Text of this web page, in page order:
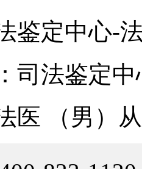
鉴定中心-
司法鉴定中
医 （男）